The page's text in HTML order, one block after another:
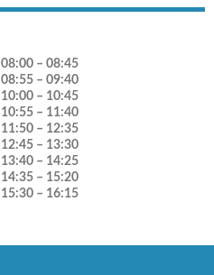
08:00 – 08:45
08:55 – 09:40
10:00 – 10:45
10:55 – 11:40
11:50 – 12:35
12:45 – 13:30
13:40 – 14:25
14:35 – 15:20
15:30 – 16:15